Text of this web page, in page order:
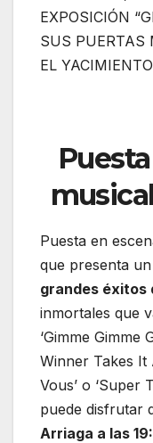
Puesta en
que presenta
grandes éxitos
inmortales que
‘Gimme Gimme
Winner Takes It
Vous’ o ‘Super
puede disfrutar
Arriaga a las